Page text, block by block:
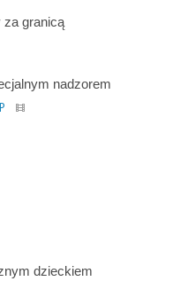
za granicą
nadzorem
dzieckiem